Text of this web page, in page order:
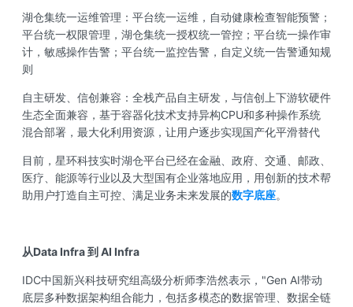
湖仓集统一运维管理：平台统一运维，自动健康检查智能预警；
平台统一权限管理，湖仓集统一授权统一管控；平台统一操作审
计，敏感操作告警；平台统一监控告警，自定义统一告警通知规
则
自主研发、信创兼容：全栈产品自主研发，与信创上下游软硬件
生态全面兼容，基于容器化技术支持异构CPU和多种操作系统
混合部署，最大化利用资源，让用户逐步实现国产化平滑替代
目前，星环科技实时湖仓平台已经在金融、政府、交通、邮政、
医疗、能源等行业以及大型国有企业落地应用，用创新的技术帮
助用户打造自主可控、满足业务未来发展的数字底座。
从Data Infra 到 AI Infra
IDC中国新兴科技研究组高级分析师李浩然表示，"Gen AI带动
底层多种数据架构组合能力，包括多模态的数据管理、数据全链